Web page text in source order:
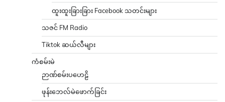
ထူးထူးခြားခြား Facebook သတင်းများ
သဇင် FM Radio
Tiktok ဆယ်လီများ
ကံစမ်းမဲ
ဉာဏ်စမ်းပဟေဠိ
ဖုန်းဘေလ်မဲဖောက်ခြင်း